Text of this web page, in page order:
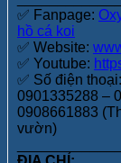
✅ Fanpage: ​
hồ cá koi
✅ Website:
✅ Youtube:
✅ Số điện thoại:
0901335288 –
0908661883
vườn)